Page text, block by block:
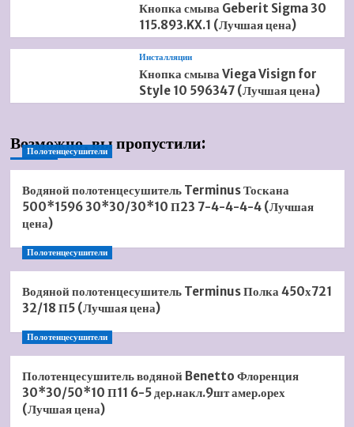
Кнопка смыва Geberit Sigma 30
115.893.KX.1 (Лучшая цена)
Инсталляции
Кнопка смыва Viega Visign for
Style 10 596347 (Лучшая цена)
Возможно, вы пропустили:
Полотенцесушители
Водяной полотенцесушитель Terminus Тоскана
500*1596 30*30/30*10 П23 7-4-4-4-4 (Лучшая
цена)
Полотенцесушители
Водяной полотенцесушитель Terminus Полка 450х721
32/18 П5 (Лучшая цена)
Полотенцесушители
Полотенцесушитель водяной Benetto Флоренция
30*30/50*10 П11 6-5 дер.накл.9шт амер.орех
(Лучшая цена)